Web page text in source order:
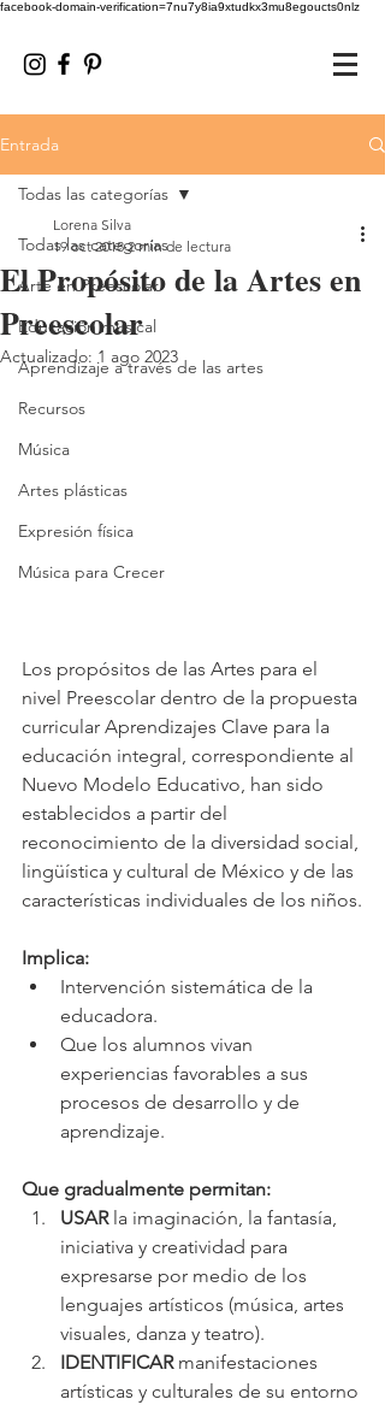
facebook-domain-verification=7nu7y8ia9xtudkx3mu8egoucts0nlz
Entrada
Todas las categorías
Arte en Preescolar
Educación musical
Aprendizaje a través de las artes
Recursos
Música
Artes plásticas
Expresión física
Música para Crecer
Todas las categorías
El Propósito de la Artes en
Preescolar
Lorena Silva
19 oct 2018 2 min de lectura
Actualizado: 1 ago 2023
Los propósitos de las Artes para el
nivel Preescolar dentro de la propuesta
curricular Aprendizajes Clave para la
educación integral, correspondiente al
Nuevo Modelo Educativo, han sido
establecidos a partir del
reconocimiento de la diversidad social,
lingüística y cultural de México y de las
características individuales de los niños.
Implica:
Intervención sistemática de la
educadora.
Que los alumnos vivan
experiencias favorables a sus
procesos de desarrollo y de
aprendizaje.
Que gradualmente permitan:
USAR la imaginación, la fantasía,
iniciativa y creatividad para
expresarse por medio de los
lenguajes artísticos (música, artes
visuales, danza y teatro).
IDENTIFICAR manifestaciones
artísticas y culturales de su entorno